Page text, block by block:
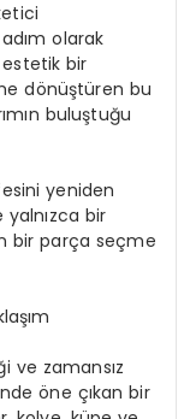
olarak
bir
dönüştüren bu
buluştuğu
yeniden
bir
bir parça seçme
ve zamansız
öne çıkan bir